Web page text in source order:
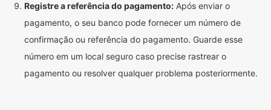
Registre a referência do pagamento: Após enviar o
pagamento, o seu banco pode fornecer um número de
confirmação ou referência do pagamento. Guarde esse
número em um local seguro caso precise rastrear o
pagamento ou resolver qualquer problema posteriormente.